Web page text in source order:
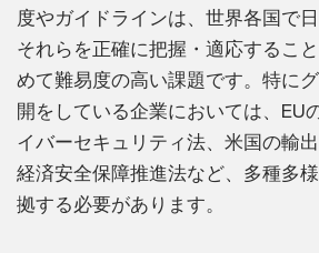
度やガイドラインは、世界各国で
それらを正確に把握・適応するこ
めて難易度の高い課題です。特に
開をしている企業においては、EU
イバーセキュリティ法、米国の輸
経済安全保障推進法など、多種多
拠する必要があります。